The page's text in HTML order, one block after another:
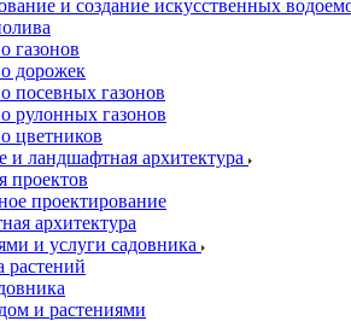
и создание искусственных
газонов
дорожек
посевных газонов
рулонных газонов
цветников
и ландшафтная архитектура
проектов
проектирование
архитектура
и услуги садовника
растений
и растениями